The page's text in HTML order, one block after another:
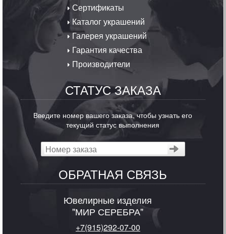
Сертификаты
Каталог украшений
Галерея украшений
Гарантия качества
Производители
СТАТУС ЗАКАЗА
Введите номер вашего заказа, чтобы узнать его
текущий статус выполнения
ОБРАТНАЯ СВЯЗЬ
Ювелирные изделия
"МИР СЕРЕБРА"
+7(915)292-07-00